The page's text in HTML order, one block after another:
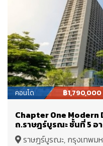
คอนโด ฿1,790,000
Chapter One Modern
ถ.ราษฎร์บูรณะ ชั้นที่ 5 อ
ขายเพียง 1.79 Mb.
ราษฎร์บูรณะ, กรุงเทพม